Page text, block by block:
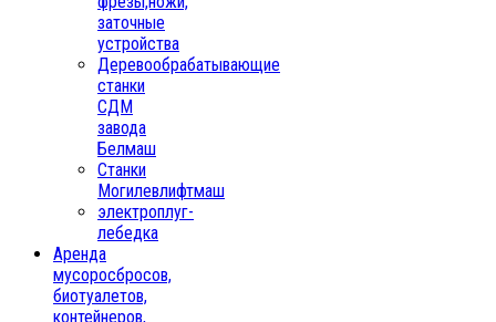
заточные
устройства
Деревообрабатывающие
станки
СДМ
завода
Белмаш
Станки
Могилевлифтмаш
электроплуг-
лебедка
Аренда
мусоросбросов,
биотуалетов,
контейнеров,